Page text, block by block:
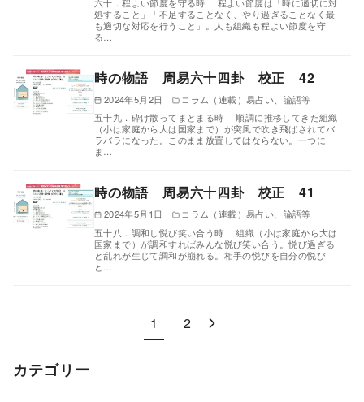
六十．程よい節度を守る時 程よい節度は「時に適切に対
処すること」「不足することなく、やり過ぎることなく最
も適切な対応を行うこと」。人も組織も程よい節度を守
る…
時の物語 周易六十四卦 校正 42
2024年5月2日
コラム（連載）易占い、論語等
五十九．砕け散ってまとまる時 順調に推移してきた組織
（小は家庭から大は国家まで）が突風で吹き飛ばされてバ
ラバラになった。このまま放置してはならない。一つに
ま…
時の物語 周易六十四卦 校正 41
2024年5月1日
コラム（連載）易占い、論語等
五十八．調和し悦び笑い合う時 組織（小は家庭から大は
国家まで）が調和すればみんな悦び笑い合う。悦び過ぎる
と乱れが生じて調和が崩れる。相手の悦びを自分の悦び
と…
1 2
カテゴリー